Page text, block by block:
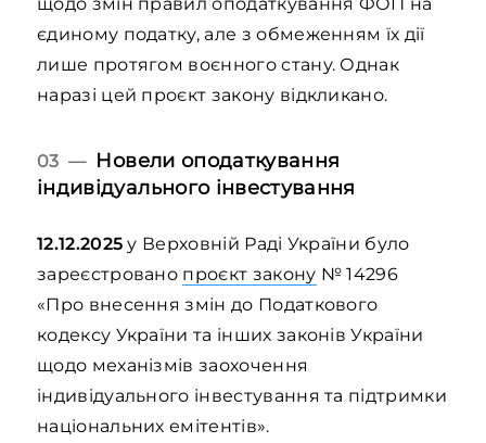
єдиному податку, але з обмеженням їх дії
лише протягом воєнного стану. Однак
наразі цей проєкт закону відкликано.
03 — Новели оподаткування
індивідуального інвестування
12.12.2025 у Верховній Раді України було
зареєстровано проєкт закону № 14296
«Про внесення змін до Податкового
кодексу України та інших законів України
щодо механізмів заохочення
індивідуального інвестування та підтримки
національних емітентів».